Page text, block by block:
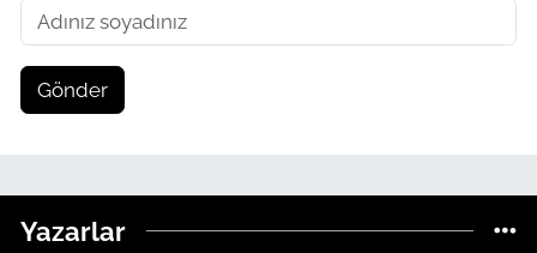
Gönder
Yazarlar